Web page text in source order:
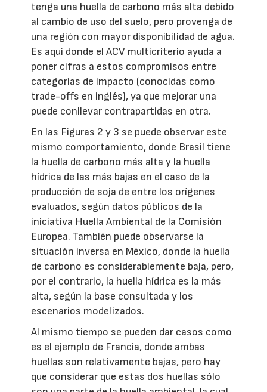
tenga una huella de carbono más alta debido
al cambio de uso del suelo, pero provenga de
una región con mayor disponibilidad de agua.
Es aquí donde el ACV multicriterio ayuda a
poner cifras a estos compromisos entre
categorías de impacto (conocidas como
trade-offs en inglés), ya que mejorar una
puede conllevar contrapartidas en otra.
En las Figuras 2 y 3 se puede observar este
mismo comportamiento, donde Brasil tiene
la huella de carbono más alta y la huella
hídrica de las más bajas en el caso de la
producción de soja de entre los orígenes
evaluados, según datos públicos de la
iniciativa Huella Ambiental de la Comisión
Europea. También puede observarse la
situación inversa en México, donde la huella
de carbono es considerablemente baja, pero,
por el contrario, la huella hídrica es la más
alta, según la base consultada y los
escenarios modelizados.
Al mismo tiempo se pueden dar casos como
es el ejemplo de Francia, donde ambas
huellas son relativamente bajas, pero hay
que considerar que estas dos huellas sólo